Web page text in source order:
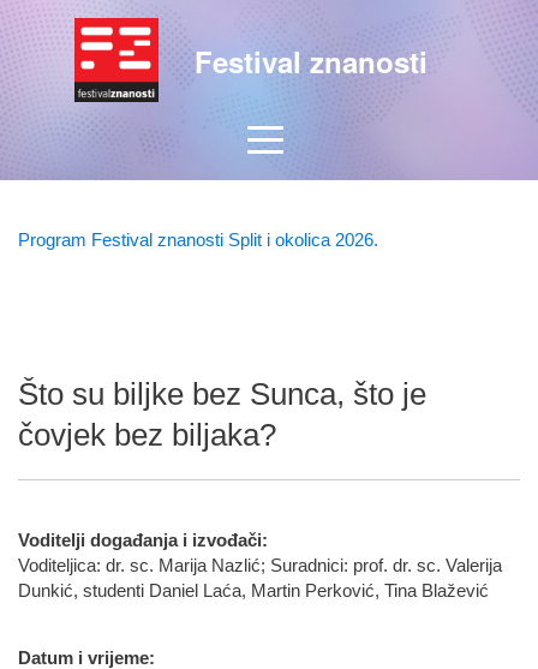
Festival znanosti
Program Festival znanosti Split i okolica 2026.
Što su biljke bez Sunca, što je
čovjek bez biljaka?
Voditelji događanja i izvođači:
Voditeljica: dr. sc. Marija Nazlić; Suradnici: prof. dr. sc. Valerija
Dunkić, studenti Daniel Laća, Martin Perković, Tina Blažević
Datum i vrijeme: